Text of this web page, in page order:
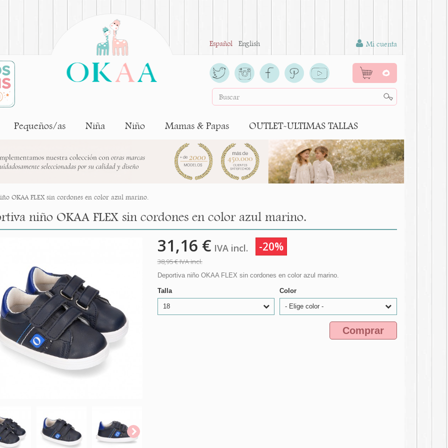
Español English Mi cuenta
0
Pequeños/as Niña Niño Mamas & Papas OUTLET-ULTIMAS TALLAS
OKAA FLEX sin cordones en color azul marino.
niño OKAA FLEX sin cordones en color azul marino.
31,16 € IVA incl. -20%
38,95 €IVA incl.
Deportiva niño OKAA FLEX sin cordones en color azul marino.
Talla
18
Color
- Elige color -
Comprar